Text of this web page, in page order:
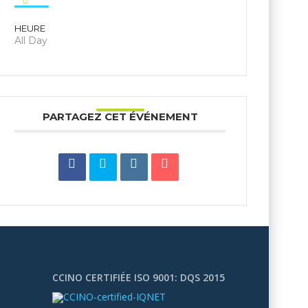
HEURE
All Day
PARTAGEZ CET ÉVÉNEMENT
CCINO CERTIFIÉE ISO 9001: DQS 2015